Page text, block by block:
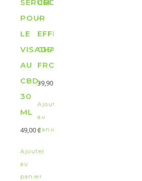
SÉRUM
POUR
LE
VISAGE
AU
CBD,
30
ML
49,00€
Ajouter
au
panier
CBD
–
EFFET
CHAUD
FROID
39,90
Ajouter
au
panier